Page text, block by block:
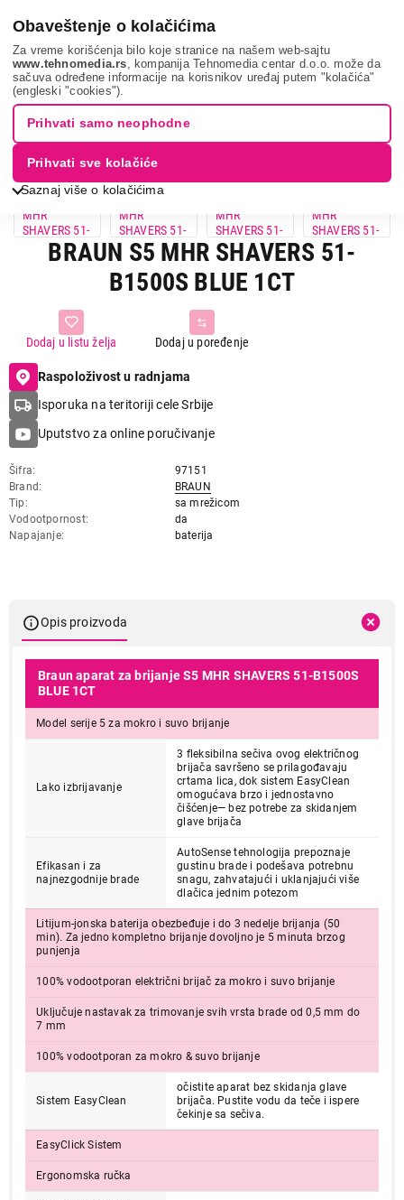
Obaveštenje o kolačićima
Za vreme korišćenja bilo koje stranice na našem web-sajtu
www.tehnomedia.rs , kompanija Tehnomedia centar d.o.o. može da
sačuva određene informacije na korisnikov uređaj putem "kolačića"
(engleski "cookies").
Saznaj više o kolačićima
Prihvati samo neophodne
Prihvati sve kolačiće
Braun s5 mhr sh...
BRAUN S5 MHR SHAVERS 51-
B1500S BLUE 1CT
Dodaj u poređenje
Dodaj u listu želja
Raspoloživost u radnjama
Isporuka na teritoriji cele Srbije
Uputstvo za online poručivanje
Šifra
97151
Brand
BRAUN
Tip
sa mrežicom
Vodootpornost
da
Napajanje
baterija
Opis proizvoda
Braun aparat za brijanje S5 MHR SHAVERS 51-B1500S
BLUE 1CT
Model serije 5 za mokro i suvo brijanje
Lako izbrijavanje
3 fleksibilna sečiva ovog električnog
brijača savršeno se prilagođavaju
crtama lica, dok sistem EasyClean
omogućava brzo i jednostavno
čišćenje— bez potrebe za skidanjem
glave brijača
Efikasan i za
najnezgodnije brade
AutoSense tehnologija prepoznaje
gustinu brade i podešava potrebnu
snagu, zahvatajući i uklanjajući više
dlačica jednim potezom
Litijum-jonska baterija obezbeđuje i do 3 nedelje brijanja (50
min). Za jedno kompletno brijanje dovoljno je 5 minuta brzog
punjenja
100% vodootporan električni brijač za mokro i suvo brijanje
Uključuje nastavak za trimovanje svih vrsta brade od 0,5 mm do
7 mm
100% vodootporan za mokro & suvo brijanje
Sistem EasyClean
očistite aparat bez skidanja glave
brijača. Pustite vodu da teče i ispere
čekinje sa sečiva.
EasyClick Sistem
Ergonomska ručka